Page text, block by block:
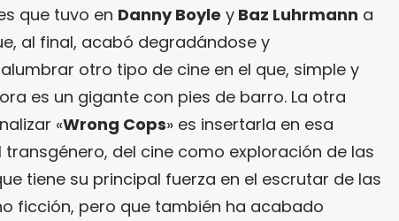
que tuvo en Danny Boyle y Baz Luhrmann a
al final, acabó degradándose y
otro tipo de cine en el que, simple y
es un gigante con pies de barro. La otra
«Wrong Cops» es insertarla en esa
del cine como exploración de las
tiene su principal fuerza en el escrutar de las
ficción, pero que también ha acabado